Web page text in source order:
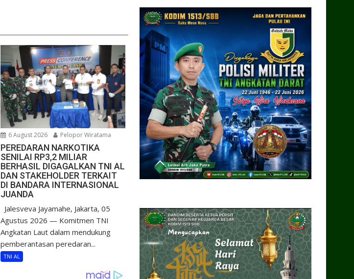
6 August 2026 Pelopor Wiratama
PEREDARAN NARKOTIKA
SENILAI RP3,2 MILIAR
BERHASIL DIGAGALKAN TNI AL
DAN STAKEHOLDER TERKAIT
DI BANDARA INTERNASIONAL
JUANDA
Jalesveva Jayamahe, Jakarta, 05
Agustus 2026 — Komitmen TNI
Angkatan Laut dalam mendukung
pemberantasan peredaran...
TNI AL